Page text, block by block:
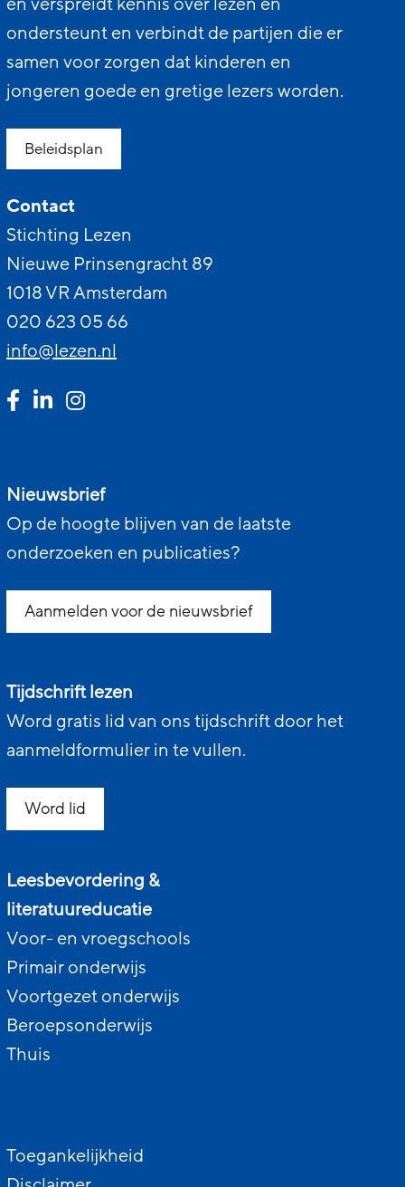
ondersteunt en verbindt de partijen die er
samen voor zorgen dat kinderen en
jongeren goede en gretige lezers worden.
Beleidsplan
Contact
Stichting Lezen
Nieuwe Prinsengracht 89
1018 VR Amsterdam
020 623 05 66
info@lezen.nl
Nieuwsbrief
Op de hoogte blijven van de laatste
onderzoeken en publicaties?
Aanmelden voor de nieuwsbrief
Tijdschrift lezen
Word gratis lid van ons tijdschrift door het
aanmeldformulier in te vullen.
Word lid
Leesbevordering &
literatuureducatie
Voor- en vroegschools
Primair onderwijs
Voortgezet onderwijs
Beroepsonderwijs
Thuis
Toegankelijkheid